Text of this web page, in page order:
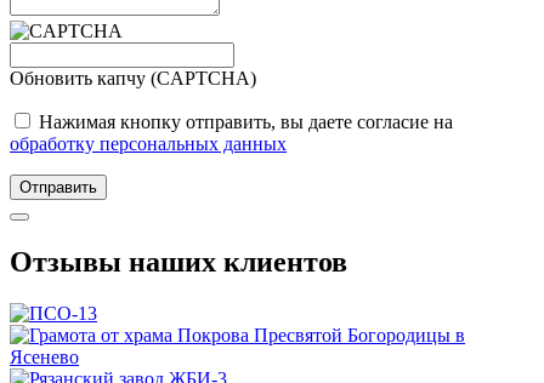
Обновить капчу (CAPTCHA)
Нажимая кнопку отправить, вы даете согласие на
обработку персональных данных
Отправить
Отзывы наших клиентов